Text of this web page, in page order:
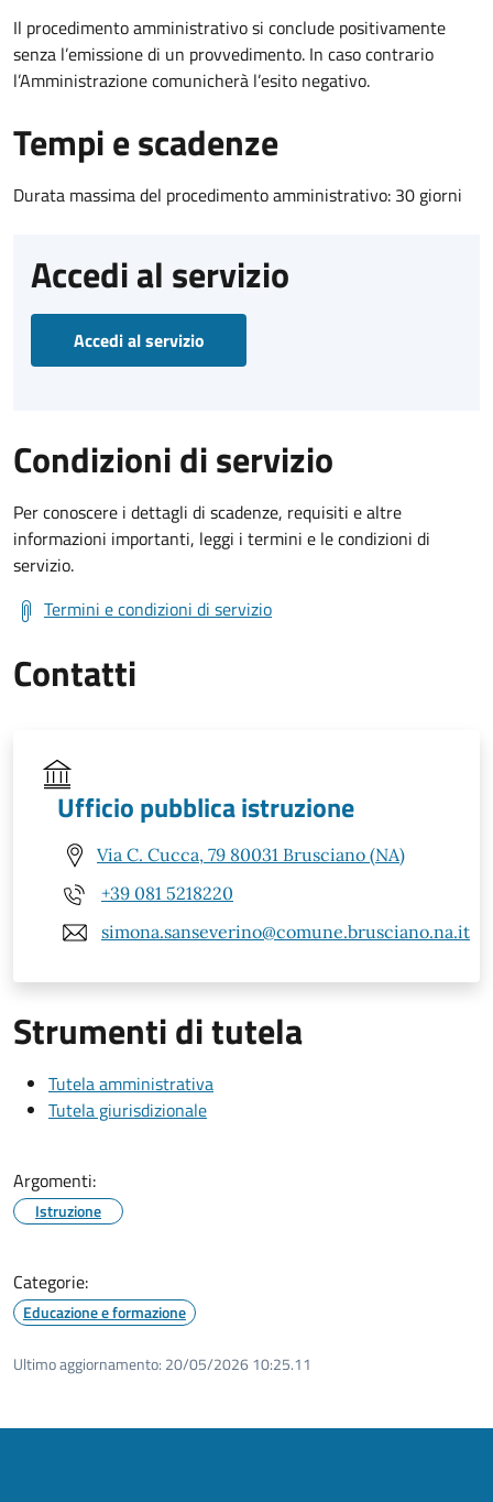
Il procedimento amministrativo si conclude positivamente
senza l’emissione di un provvedimento. In caso contrario
l’Amministrazione comunicherà l’esito negativo.
Tempi e scadenze
Durata massima del procedimento amministrativo: 30 giorni
Accedi al servizio
Accedi al servizio
Condizioni di servizio
Per conoscere i dettagli di scadenze, requisiti e altre
informazioni importanti, leggi i termini e le condizioni di
servizio.
Termini e condizioni di servizio
Contatti
Ufficio pubblica istruzione
Via C. Cucca, 79 80031 Brusciano (NA)
+39 081 5218220
simona.sanseverino@comune.brusciano.na.it
Strumenti di tutela
Tutela amministrativa
Tutela giurisdizionale
Argomenti:
Istruzione
Categorie:
Educazione e formazione
Ultimo aggiornamento: 20/05/2026 10:25.11